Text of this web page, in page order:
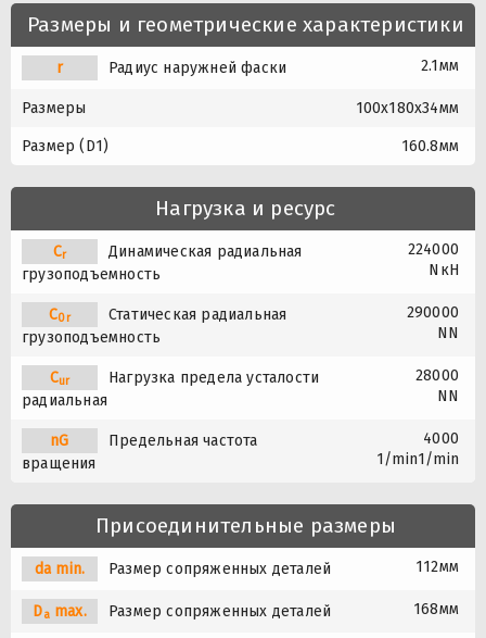
Размеры и геометрические характеристики
r Радиус наружней фаски 2.1мм
Размеры 100x180x34мм
Размер (D1) 160.8мм
Нагрузка и ресурс
Cr
Динамическая радиальная
грузоподъемность
224000
NкН
C0r
Статическая радиальная
грузоподъемность
290000
NN
Cur
Нагрузка предела усталости
радиальная
28000
NN
nG
Предельная частота
вращения
4000
1/min1/min
Присоединительные размеры
da min. Размер сопряженных деталей 112мм
Damax. Размер сопряженных деталей 168мм